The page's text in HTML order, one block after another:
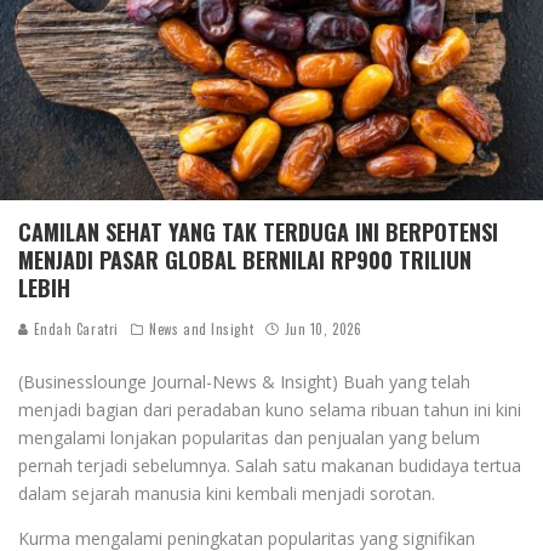
CAMILAN SEHAT YANG TAK TERDUGA INI BERPOTENSI
MENJADI PASAR GLOBAL BERNILAI RP900 TRILIUN
LEBIH
Endah Caratri News and Insight Jun 10, 2026
(Businesslounge Journal-News & Insight) Buah yang telah
menjadi bagian dari peradaban kuno selama ribuan tahun ini kini
mengalami lonjakan popularitas dan penjualan yang belum
pernah terjadi sebelumnya. Salah satu makanan budidaya tertua
dalam sejarah manusia kini kembali menjadi sorotan.
Kurma mengalami peningkatan popularitas yang signifikan